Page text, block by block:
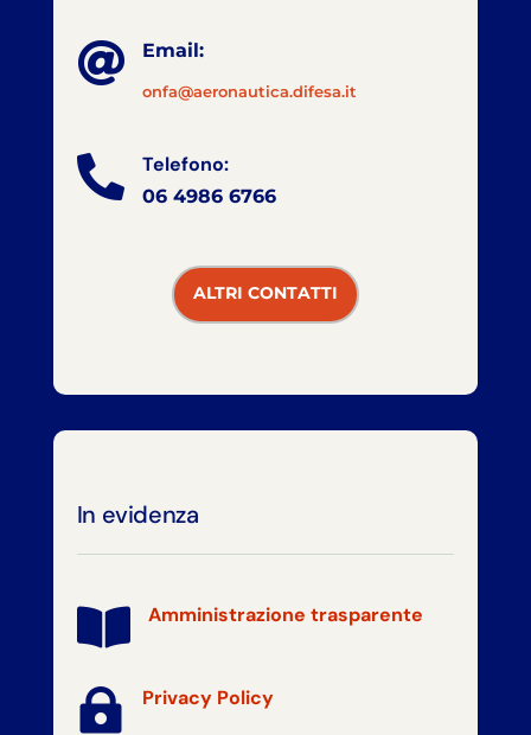
 Email:
onfa@aeronautica.difesa.it
 Telefono:
06 4986 6766
ALTRI CONTATTI
In evidenza
 Amministrazione trasparente
 Privacy Policy